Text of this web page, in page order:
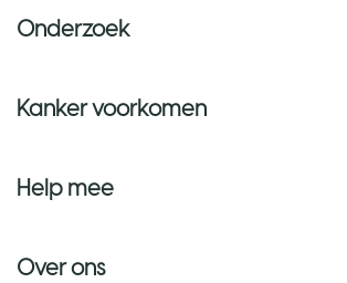
Onderzoek
Kanker voorkomen
Help mee
Over ons